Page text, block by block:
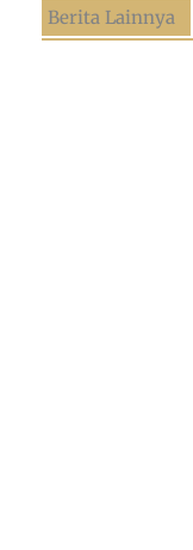
Berita Lainnya